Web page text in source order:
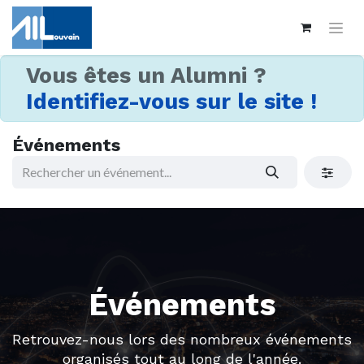
Vous êtes un Alumni ?
Identifiez-vous sur le site !
Événements
Événements
Retrouvez-nous lors des nombreux événements
organisés tout au long de l'année.